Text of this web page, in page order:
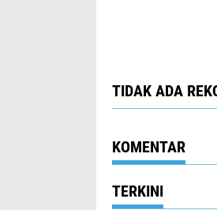
TIDAK ADA
KOMENTAR
TERKINI